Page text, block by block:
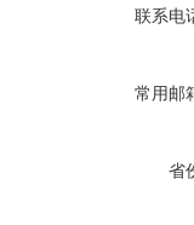
联系电
常用邮
省